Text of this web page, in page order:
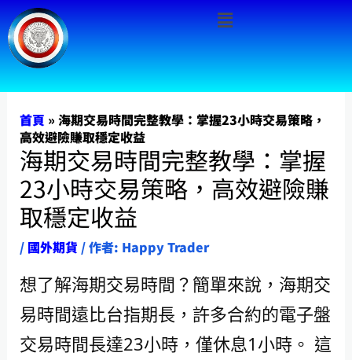
跳
至
主
要
Menu
首頁 » 海期交易時間完整教學：掌握23小時交易策略，
高效避險賺取穩定收益
海期交易時間完整教學：掌握
23小時交易策略，高效避險賺
取穩定收益
/ 國外期貨 / 作者: Happy Trader
想了解海期交易時間？簡單來說，海期交
易時間遠比台指期長，許多合約的電子盤
交易時間長達23小時，僅休息1小時。 這